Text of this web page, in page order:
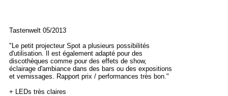
Tastenwelt 05/2013
"Le petit projecteur Spot a plusieurs possibilités
d'utilisation. Il est également adapté pour des
discothèques comme pour des effets de show,
éclairage d'ambiance dans des bars ou des expositions
et vernissages. Rapport prix / performances très bon."
+ LEDs très claires